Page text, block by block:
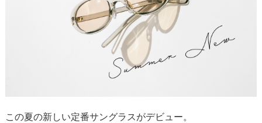
この夏の新しい定番サングラスがデビュー。